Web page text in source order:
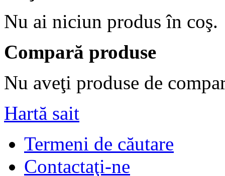
Nu ai niciun produs în coş.
Compară produse
Nu aveţi produse de
Hartă sait
Termeni de căutare
Contactaţi-ne